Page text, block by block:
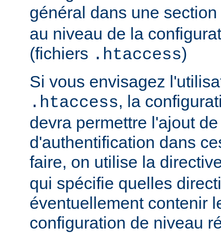
général dans une section
au niveau de la
(fichiers .htaccess)
Si vous envisagez
.htaccess, la
devra permettre l'ajout
d'authentification dans
faire, on utilise la
qui spécifie quelles
éventuellement contenir
configuration de niveau